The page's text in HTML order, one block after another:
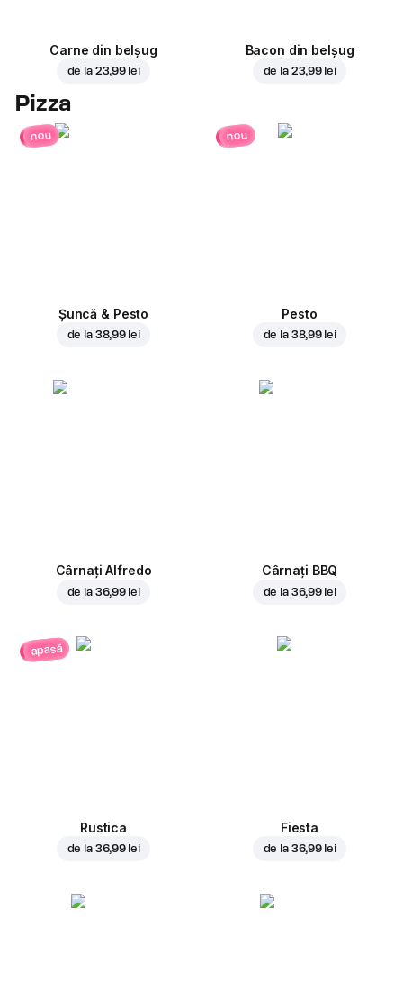
Carne din belșug
de la 23,99 lei
Bacon din belșug
de la 23,99 lei
Pizza
nou
Șuncă & Pesto
de la 38,99 lei
nou
Pesto
de la 38,99 lei
Cârnați Alfredo
de la 36,99 lei
Cârnați BBQ
de la 36,99 lei
apasă
Rustica
de la 36,99 lei
Fiesta
de la 36,99 lei